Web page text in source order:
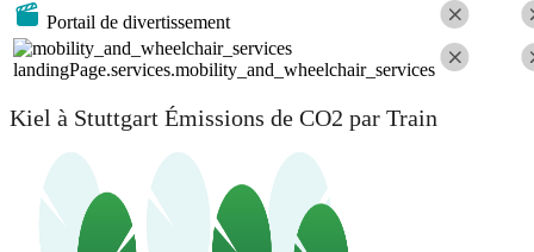
Portail de divertissement
landingPage.services.mobility_and_wheelchair_services
Kiel à Stuttgart Émissions de CO2 par Train